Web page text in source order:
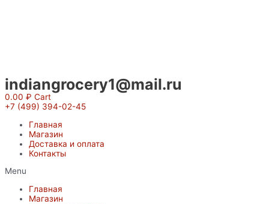
indiangrocery1@mail.ru
0.00 ₽ Cart
+7 (499) 394-02-45
Главная
Магазин
Доставка и оплата
Контакты
Menu
Главная
Магазин